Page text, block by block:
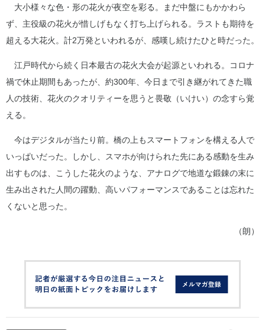
大小様々な色・形の花火が夜空を彩る。まだ中盤にもかかわら
ず、主役級の花火が惜しげもなく打ち上げられる。ラストも期待を
超える大花火。計2万発といわれるが、感嘆し続けたひと時だった。
江戸時代から続く日本最古の花火大会が起源といわれる。コロナ
禍で休止期間もあったが、約300年、今日まで引き継がれてきた職
人の技術、花火のクオリティーを思うと畏敬（いけい）の念すら覚
える。
今はデジタルが当たり前。橋の上もスマートフォンを構える人で
いっぱいだった。しかし、スマホが向けられた先にある感動を生み
出すものは、こうした花火のような、アナログで地道な鍛錬の末に
生み出された人間の躍動、高いパフォーマンスであることは忘れた
くないと思った。
（朗）